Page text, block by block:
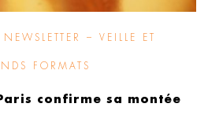
NEWSLETTER – VEILLE ET
FORMATS
confirme sa montée